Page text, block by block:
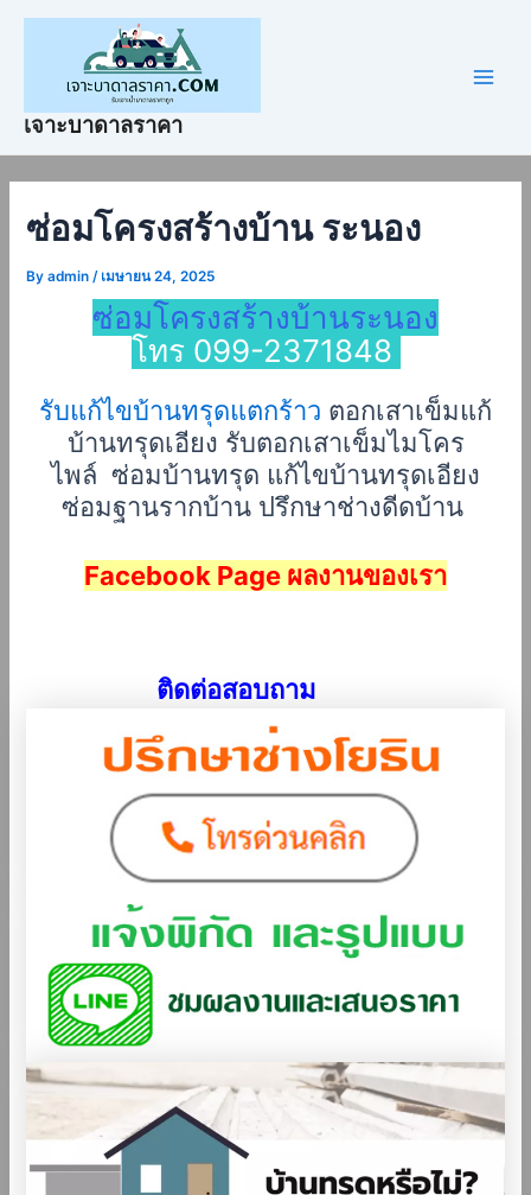
Skip
เจาะบาดาลราคา
ซ่อมโครงสร้างบ้าน ระนอง
Byadmin/ เมษายน 24, 2025
ซ่อมโครงสร้างบ้านระนอง
โทร 099-2371848
รับแก้ไขบ้านทรุดแตกร้าว ตอกเสาเข็มแก้
บ้านทรุดเอียง รับตอกเสาเข็มไมโคร
ไพล์ ซ่อมบ้านทรุด แก้ไขบ้านทรุดเอียง
ซ่อมฐานรากบ้าน ปรึกษาช่างดีดบ้าน
Facebook Page ผลงานของเรา
ติดต่อสอบถาม
Post